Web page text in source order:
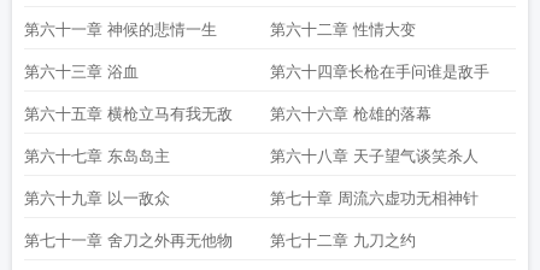
第六十一章 神候的悲情一生 第六十二章 性情大变
第六十三章 浴血 第六十四章长枪在手问谁是敌手
第六十五章 横枪立马有我无敌 第六十六章 枪雄的落幕
第六十七章 东岛岛主 第六十八章 天子望气谈笑杀人
第六十九章 以一敌众 第七十章 周流六虚功无相神针
第七十一章 舍刀之外再无他物 第七十二章 九刀之约